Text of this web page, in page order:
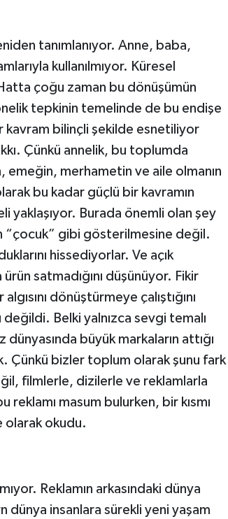
tanımlanıyor. Anne, baba,
kullanılmıyor. Küresel
çoğu zaman bu dönüşümün
tepkinin temelinde de bu endişe
kavram bilinçli şekilde esnetiliyor
Çünkü annelik, bu toplumda
emeğin, merhametin ve aile olmanın
bu kadar güçlü bir kavramın
yaklaşıyor. Burada önemli olan şey
“çocuk” gibi gösterilmesine değil.
hissediyorlar. Ve açık
satmadığını düşünüyor. Fikir
dönüştürmeye çalıştığını
Belki yalnızca sevgi temalı
büyük markaların attığı
Çünkü bizler toplum olarak şunu fark
filmlerle, dizilerle ve reklamlarla
masum bulurken, bir kısmı
olarak okudu.
Reklamın arkasındaki dünya
dünya insanlara sürekli yeni yaşam